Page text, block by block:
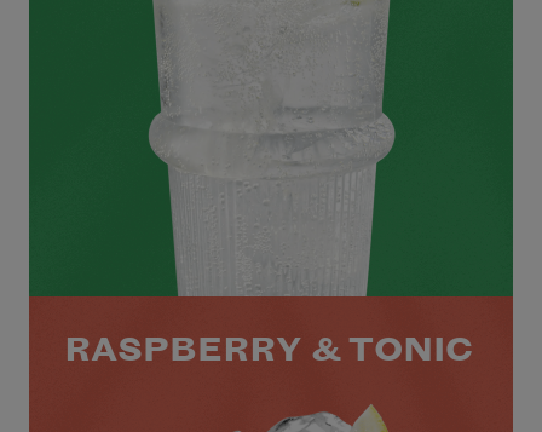
RASPBERRY & TONIC